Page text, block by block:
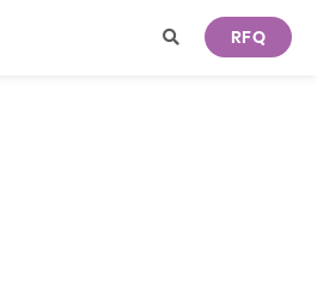
RFQ